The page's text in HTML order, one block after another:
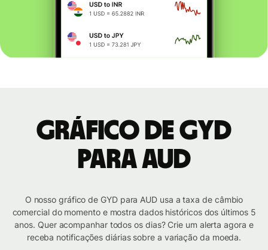
Gráfico de GYD
para AUD
O nosso gráfico de GYD para AUD usa a taxa de câmbio
comercial do momento e mostra dados históricos dos últimos 5
anos. Quer acompanhar todos os dias? Crie um alerta agora e
receba notificações diárias sobre a variação da moeda.